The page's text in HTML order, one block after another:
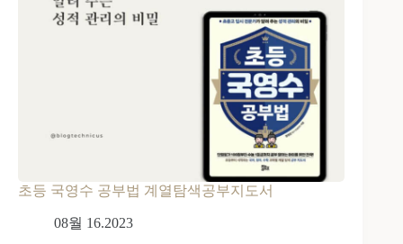
초등 국영수 공부법 계열탐색공부지도서
08월 16.2023